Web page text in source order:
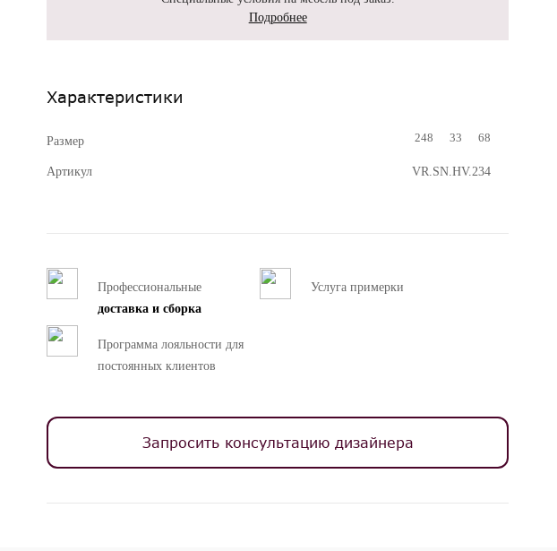
Подробнее
Характеристики
Размер 248 33 68
Артикул VR.SN.HV.234
Профессиональные
доставка и сборка
Услуга примерки
Программа лояльности для
постоянных клиентов
Запросить консультацию дизайнера